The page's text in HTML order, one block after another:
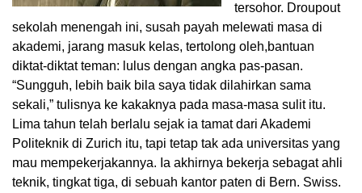
tersohor. Droupout
sekolah menengah ini, susah payah melewati masa di
akademi, jarang masuk kelas, tertolong oleh,bantuan
diktat-diktat teman: lulus dengan angka pas-pasan.
“Sungguh, lebih baik bila saya tidak dilahirkan sama
sekali,” tulisnya ke kakaknya pada masa-masa sulit itu.
Lima tahun telah berlalu sejak ia tamat dari Akademi
Politeknik di Zurich itu, tapi tetap tak ada universitas yang
mau mempekerjakannya. Ia akhirnya bekerja sebagat ahli
teknik, tingkat tiga, di sebuah kantor paten di Bern. Swiss.